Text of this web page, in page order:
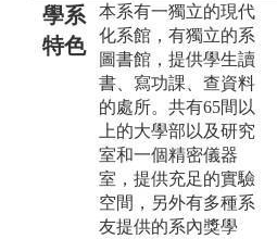
學系
特色
本系有一獨立的現代
化系館，有獨立的系
圖書館，提供學生讀
書、寫功課、查資料
的處所。共有65間以
上的大學部以及研究
室和一個精密儀器
室，提供充足的實驗
空間，另外有多種系
友提供的系內獎學